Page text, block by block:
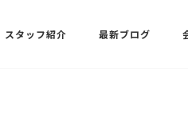
スタッフ紹介 最新ブログ